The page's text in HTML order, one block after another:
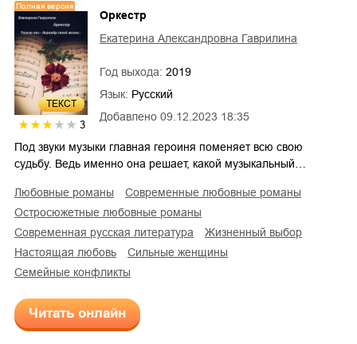
ТЕКСТ
Полная версия
3
Добавлено 09.12.2023 18:35
Оркестр
Екатерина Александровна Гаврилина
Год выхода: 2019
Язык: Русский
Под звуки музыки главная героиня поменяет всю свою
судьбу. Ведь именно она решает, какой музыкальный…
любовные романы
современные любовные романы
остросюжетные любовные романы
современная русская литература
жизненный выбор
настоящая любовь
сильные женщины
семейные конфликты
Читать онлайн